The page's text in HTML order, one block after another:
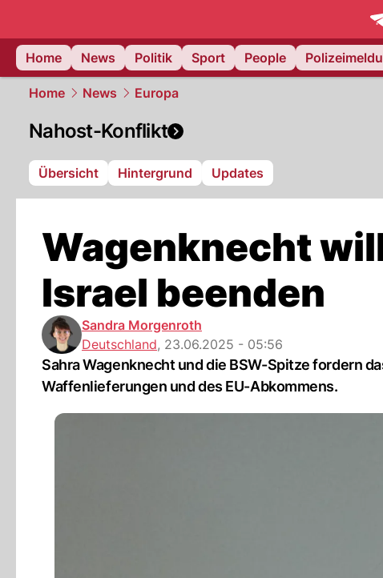
Home
News Politik Sport People
Home News Europa
Nahost-Konflikt
Übersicht Hintergrund Updates
Wagenknecht
Israel beenden
Sandra Morgenroth
Deutschland, 23.06.2025 - 05:56
Sahra Wagenknecht und die BSW-Spitze fordern
Waffenlieferungen und des EU-Abkommens.